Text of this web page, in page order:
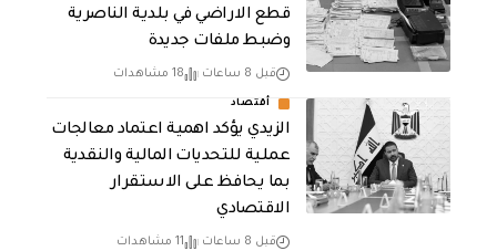
قطع الاراضي في بلدية الناصرية
وضبط ملفات جديدة
قبل 8 ساعات 18 مشاهدات
أقتصاد
الزيدي يؤكد اهمية اعتماد معالجات
عملية للتحديات المالية والنقدية
بما يحافظ على الاستقرار
الاقتصادي
قبل 8 ساعات 11 مشاهدات